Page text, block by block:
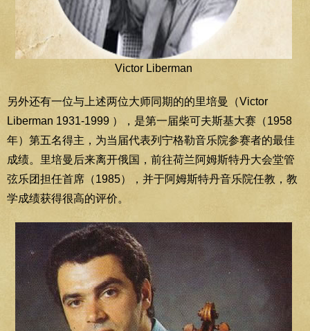
Victor Liberman
另外还有一位与上述两位大师同期的的里培曼（Victor
Liberman 1931-1999 ），是第一届柴可夫斯基大赛（1958
年）第五名得主，为当届代表列宁格勒音乐院参赛者的最佳
成绩。里培曼后来离开俄国，前往荷兰阿姆斯特丹大会堂管
弦乐团担任首席（1985），并于阿姆斯特丹音乐院任教，教
学成绩获得很高的评价。